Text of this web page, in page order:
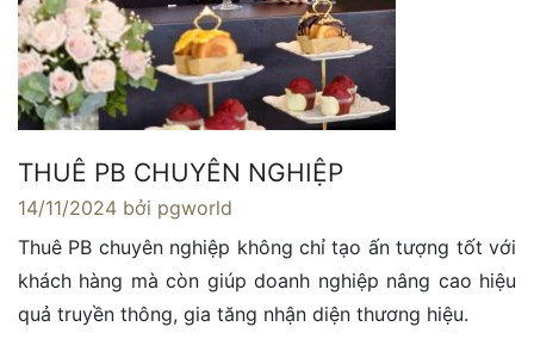
THUÊ PB CHUYÊN NGHIỆP
14/11/2024 bởi pgworld
Thuê PB chuyên nghiệp không chỉ tạo ấn tượng tốt với
khách hàng mà còn giúp doanh nghiệp nâng cao hiệu
quả truyền thông, gia tăng nhận diện thương hiệu.